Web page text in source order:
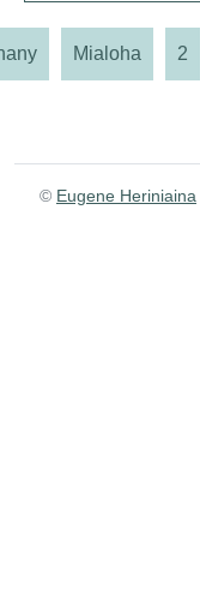
Mialoha 2
© Eugene Heriniaina